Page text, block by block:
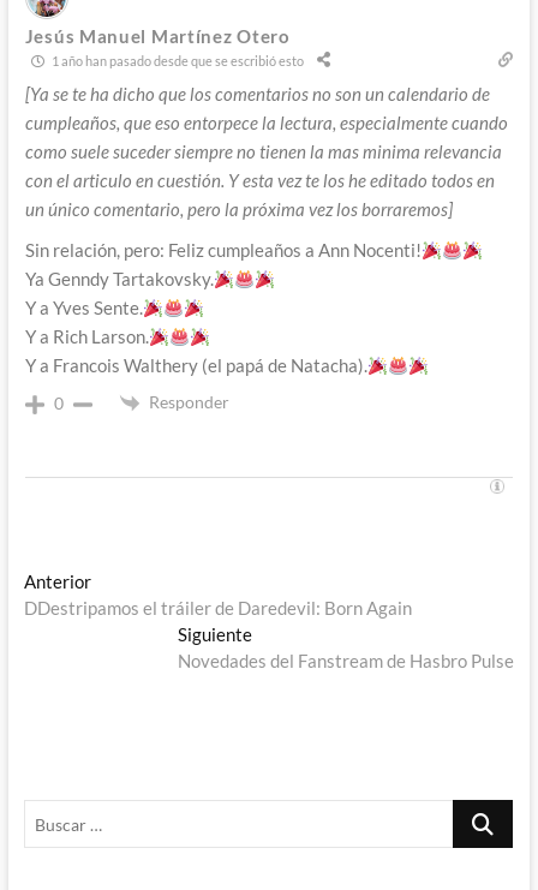
Jesús Manuel Martínez Otero
1 año han pasado desde que se escribió esto
[Ya se te ha dicho que los comentarios no son un calendario de
cumpleaños, que eso entorpece la lectura, especialmente cuando
como suele suceder siempre no tienen la mas minima relevancia
con el articulo en cuestión. Y esta vez te los he editado todos en
un único comentario, pero la próxima vez los borraremos]
Sin relación, pero: Feliz cumpleaños a Ann Nocenti!
Ya Genndy Tartakovsky.
Y a Yves Sente.
Y a Rich Larson.
Y a Francois Walthery (el papá de Natacha).
0 Responder
Navegación
de
AnteriorEntrada
anterior:
DDestripamos el tráiler de Daredevil: Born Again
SiguienteEntrada
siguiente:
Novedades del Fanstream de Hasbro Pulse
Buscar